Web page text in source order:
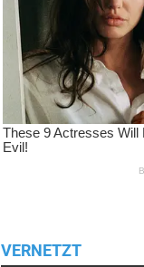
VERNETZT